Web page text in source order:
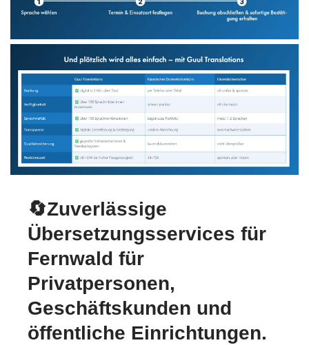
🔄Zuverlässige
Übersetzungsservices für
Fernwald für
Privatpersonen,
Geschäftskunden und
öffentliche Einrichtungen.